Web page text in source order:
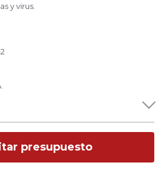
y virus.
presupuesto